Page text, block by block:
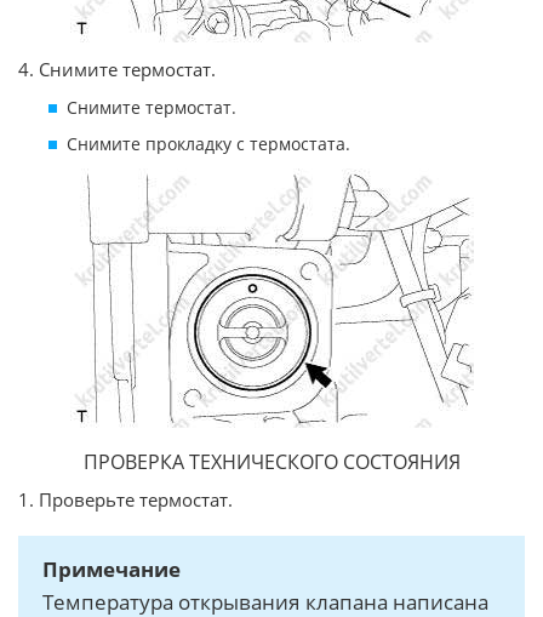
4. Снимите термостат.
Снимите термостат.
Снимите прокладку с термостата.
ПРОВЕРКА ТЕХНИЧЕСКОГО СОСТОЯНИЯ
1. Проверьте термостат.
Примечание
Температура открывания клапана написана